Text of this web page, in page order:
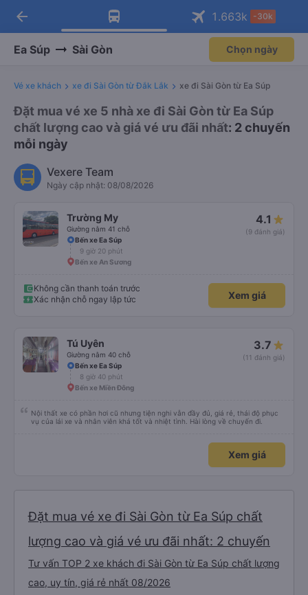
Tải app Vexere ngay!
Nhận ưu đãi thành viên độc
Mở app
Tải app Vexere
-30k/ghế khi đặt vé máy bay qua
Mở app
arrow_back 1.663k -30k
Ea Súp Sài Gòn Chọn ngày
Vé xe khách xe đi Sài Gòn từ Đắk Lắk xe đi Sài Gòn từ Ea Súp
Đặt mua vé xe 5 nhà xe đi Sài Gòn từ Ea Súp
chất lượng cao và giá vé ưu đãi nhất: 2 chuyến
mỗi ngày
Vexere Team
Ngày cập nhật: 08/08/2026
Trường My
Giường nằm 41 chỗ
4.1
(9 đánh giá)
Bến xe Ea Súp
9 giờ 20 phút
Bến xe An Sương
Không cần thanh toán trước
Xác nhận chỗ ngay lập tức
Xem giá
Tú Uyên
Giường nằm 40 chỗ
3.7
(11 đánh giá)
Bến xe Ea Súp
8 giờ 40 phút
Bến xe Miền Đông
Nội thất xe có phần hơi cũ nhưng tiện nghi vẫn đầy đủ, giá rẻ, thái độ phục
vụ của lái xe và nhân viên khá tốt và nhiệt tình. Hài lòng về chuyến đi.
Xem giá
Đặt mua vé xe đi Sài Gòn từ Ea Súp chất
lượng cao và giá vé ưu đãi nhất: 2 chuyến
Tư vấn TOP 2 xe khách đi Sài Gòn từ Ea Súp chất lượng
cao, uy tín, giá rẻ nhất 08/2026